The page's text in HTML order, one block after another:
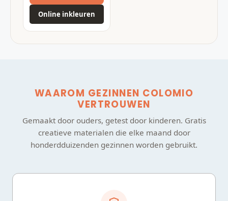
Online inkleuren
WAAROM GEZINNEN COLOMIO
VERTROUWEN
Gemaakt door ouders, getest door kinderen. Gratis
creatieve materialen die elke maand door
honderdduizenden gezinnen worden gebruikt.